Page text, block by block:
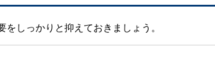
しっかりと抑えておきましょう。